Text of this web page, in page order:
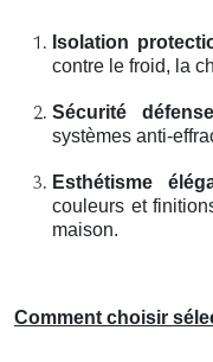
Isolation
contre le froid, la
Sécurité défense
systèmes anti-
Esthétisme
couleurs et
maison.
Comment choisir